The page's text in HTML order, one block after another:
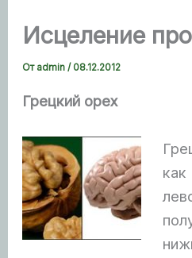
Исцеление
От admin/ 08.12.2012
Грецкий орех